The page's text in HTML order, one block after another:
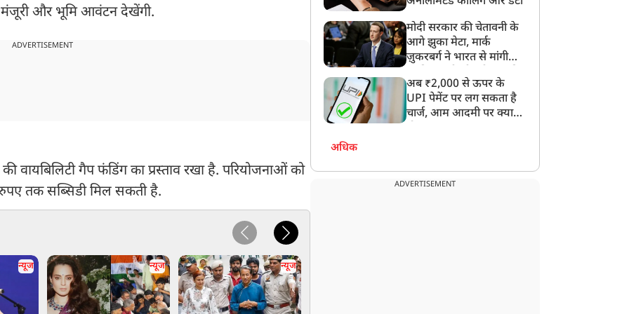
मंजूरी और भूमि आवंटन देखेंगी.
ADVERTISEMENT
गैप फंडिंग का प्रस्ताव रखा है. परियोजनाओं को
तक सब्सिडी मिल सकती है.
न्यूज न्यूज न्यूज
मोदी सरकार की चेतावनी के
आगे झुका मेटा, मार्क
ज़ुकरबर्ग ने भारत से मांगी
अब ₹2,000 से ऊपर के
UPI पेमेंट पर लग सकता है
चार्ज, आम आदमी पर क्या
अधिक
ADVERTISEMENT